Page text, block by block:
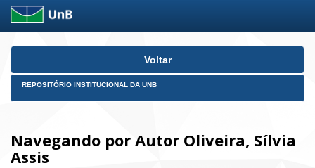
Skip
Voltar
REPOSITÓRIO INSTITUCIONAL DA UNB
Navegando por Autor Oliveira, Sílvia
Assis